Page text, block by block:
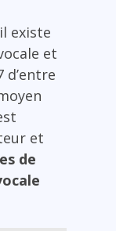
existe
et
d’entre
et
de